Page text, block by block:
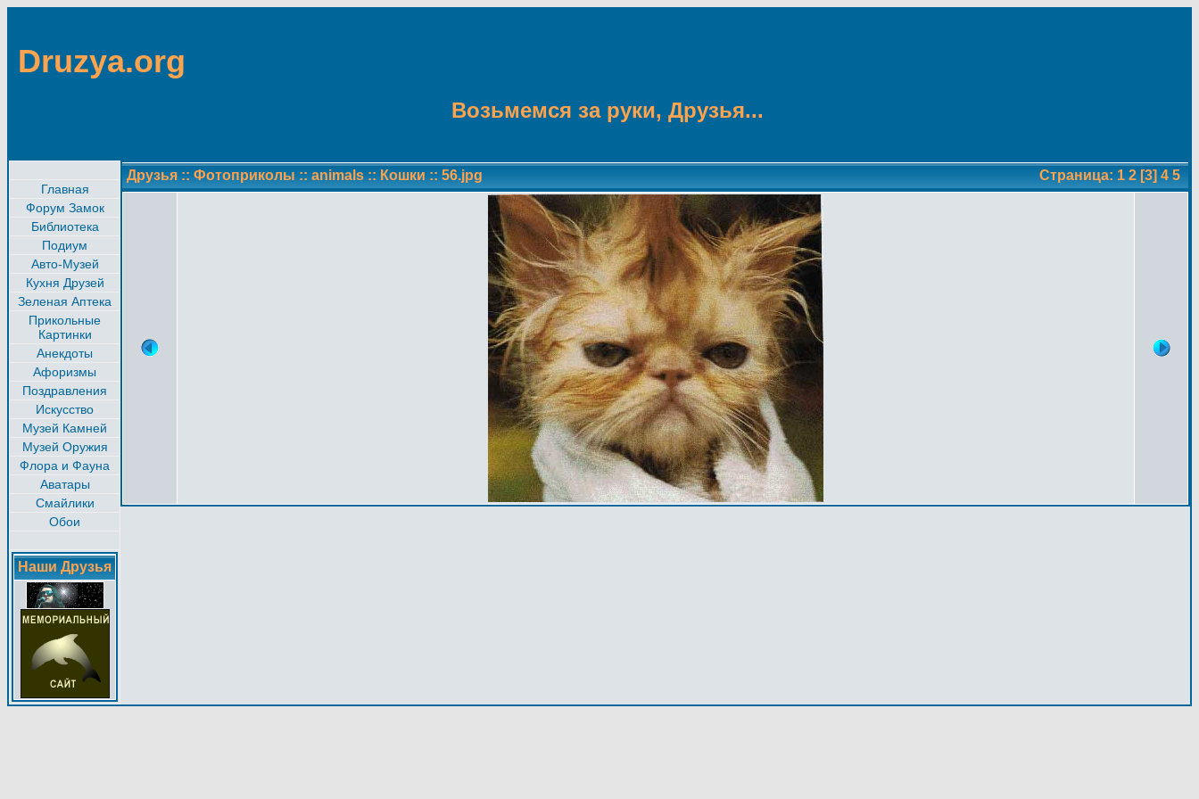
Druzya.org
Возьмемся за руки, Друзья...
Главная
Форум Замок
Библиотека
Подиум
Авто-Музей
Кухня Друзей
Зеленая Аптека
Прикольные
Картинки
Анекдоты
Афоризмы
Поздравления
Искусство
Музей Камней
Музей Оружия
Флора и Фауна
Аватары
Смайлики
Обои
Наши Друзья
Друзья :: Фотоприколы :: animals :: Кошки :: 56.jpg Страница: 1 2 [3] 4 5